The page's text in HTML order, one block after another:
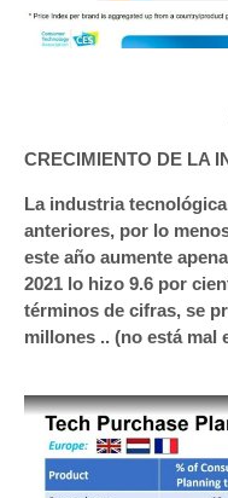
CRECIMIENTO DE LA
La industria
anteriores, por lo
este año aumente
2021 lo hizo 9.6 por
términos de cifras, se
millones .. (no está mal